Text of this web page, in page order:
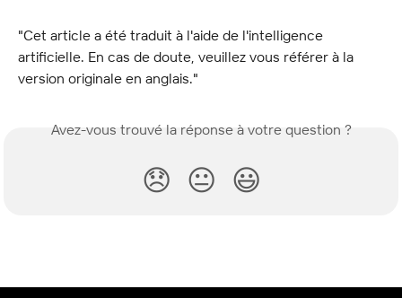
"Cet article a été traduit à l'aide de l'intelligence
artificielle. En cas de doute, veuillez vous référer à la
version originale en anglais."
Avez-vous trouvé la réponse à votre question ?
😞 😐 😃